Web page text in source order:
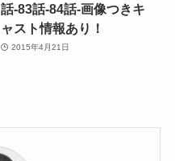
話-83話-84話-画像つきキ
ャスト情報あり！
2015年4月21日